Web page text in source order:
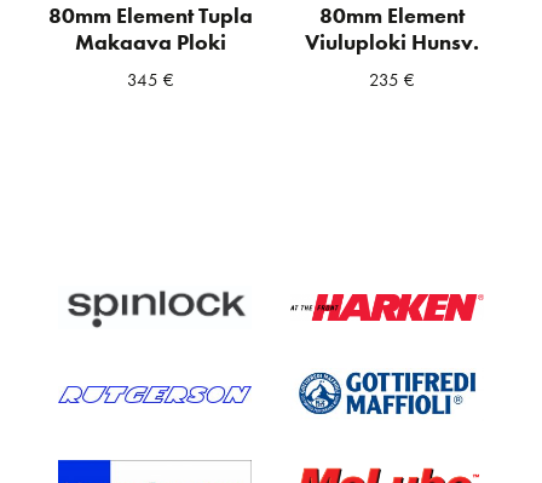
80mm Element Tupla
Makaava Ploki
345 €
80mm Element
Viuluploki Hunsv.
235 €